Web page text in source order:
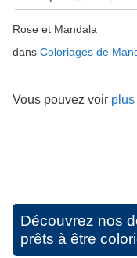
Rose et Mandala
dans Coloriages de
Vous pouvez voir
Découvrez nos
prêts à être